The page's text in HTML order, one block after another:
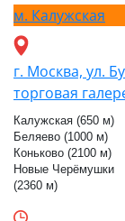
м. Калужская
г. Москва, ул.
торговая
Калужская (650 м)
Беляево (1000 м)
Коньково (2100 м)
Новые Черёмушки
(2360 м)